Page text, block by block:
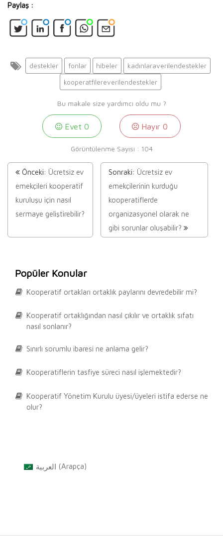
Paylaş :
destekler fonlar hibeler kadınlaraverilendestekler
kooperatfilereverilendestekler
Bu makale size yardımcı oldu mu ?
Evet 0 Hayır0
Görüntülenme Sayısı : 104
Önceki: Ücretsiz ev
emekçileri kooperatif
kuruluşu için nasıl
sermaye geliştirebilir?
Sonraki: Ücretsiz ev
emekçilerinin kurduğu
kooperatiflerde
organizasyonel olarak ne
gibi sorunlar oluşabilir?
Popüler Konular
Kooperatif ortakları ortaklık paylarını devredebilir mi?
Kooperatif ortaklığından nasıl çıkılır ve ortaklık sıfatı
nasıl sonlanır?
Sınırlı sorumlu ibaresi ne anlama gelir?
Kooperatiflerin tasfiye süreci nasıl işlemektedir?
Kooperatif Yönetim Kurulu üyesi/üyeleri istifa ederse ne
olur?
العربية (Arapça)